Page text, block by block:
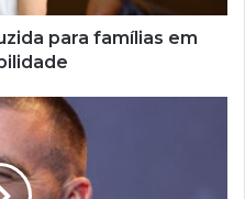
para famílias em